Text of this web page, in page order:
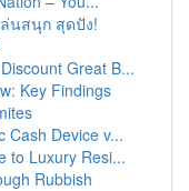
ล่นสนุก สุดปัง!
Great B...
Key Findings
Cash Device v...
to Luxury Resi...
Rubbish